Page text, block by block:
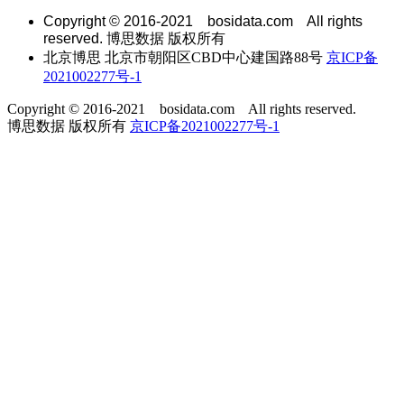
Copyright © 2016-2021 bosidata.com All rights
reserved. 博思数据 版权所有
北京博思 北京市朝阳区CBD中心建国路88号 京ICP备
2021002277号-1
Copyright © 2016-2021 bosidata.com All rights reserved.
博思数据 版权所有 京ICP备2021002277号-1